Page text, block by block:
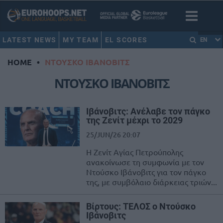
LATEST NEWS MY TEAM EL SCORES EN
HOME • ΝΤΟΥΣΚΟ ΙΒΑΝΟΒΙΤΣ
ΝΤΟΥΣΚΟ ΙΒΑΝΟΒΙΤΣ
Ιβάνοβιτς: Ανέλαβε τον πάγκο
της Ζενίτ μέχρι το 2029
25/JUN/26 20:07
Η Ζενίτ Αγίας Πετρούπολης
ανακοίνωσε τη συμφωνία με τον
Ντούσκο Ιβάνοβιτς για τον πάγκο
της, με συμβόλαιο διάρκειας τριών...
Βίρτους: ΤΕΛΟΣ ο Ντούσκο
Ιβάνοβιτς